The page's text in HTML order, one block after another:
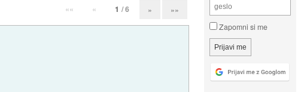
Zapomni si me
«« « 1 / 6 » »»